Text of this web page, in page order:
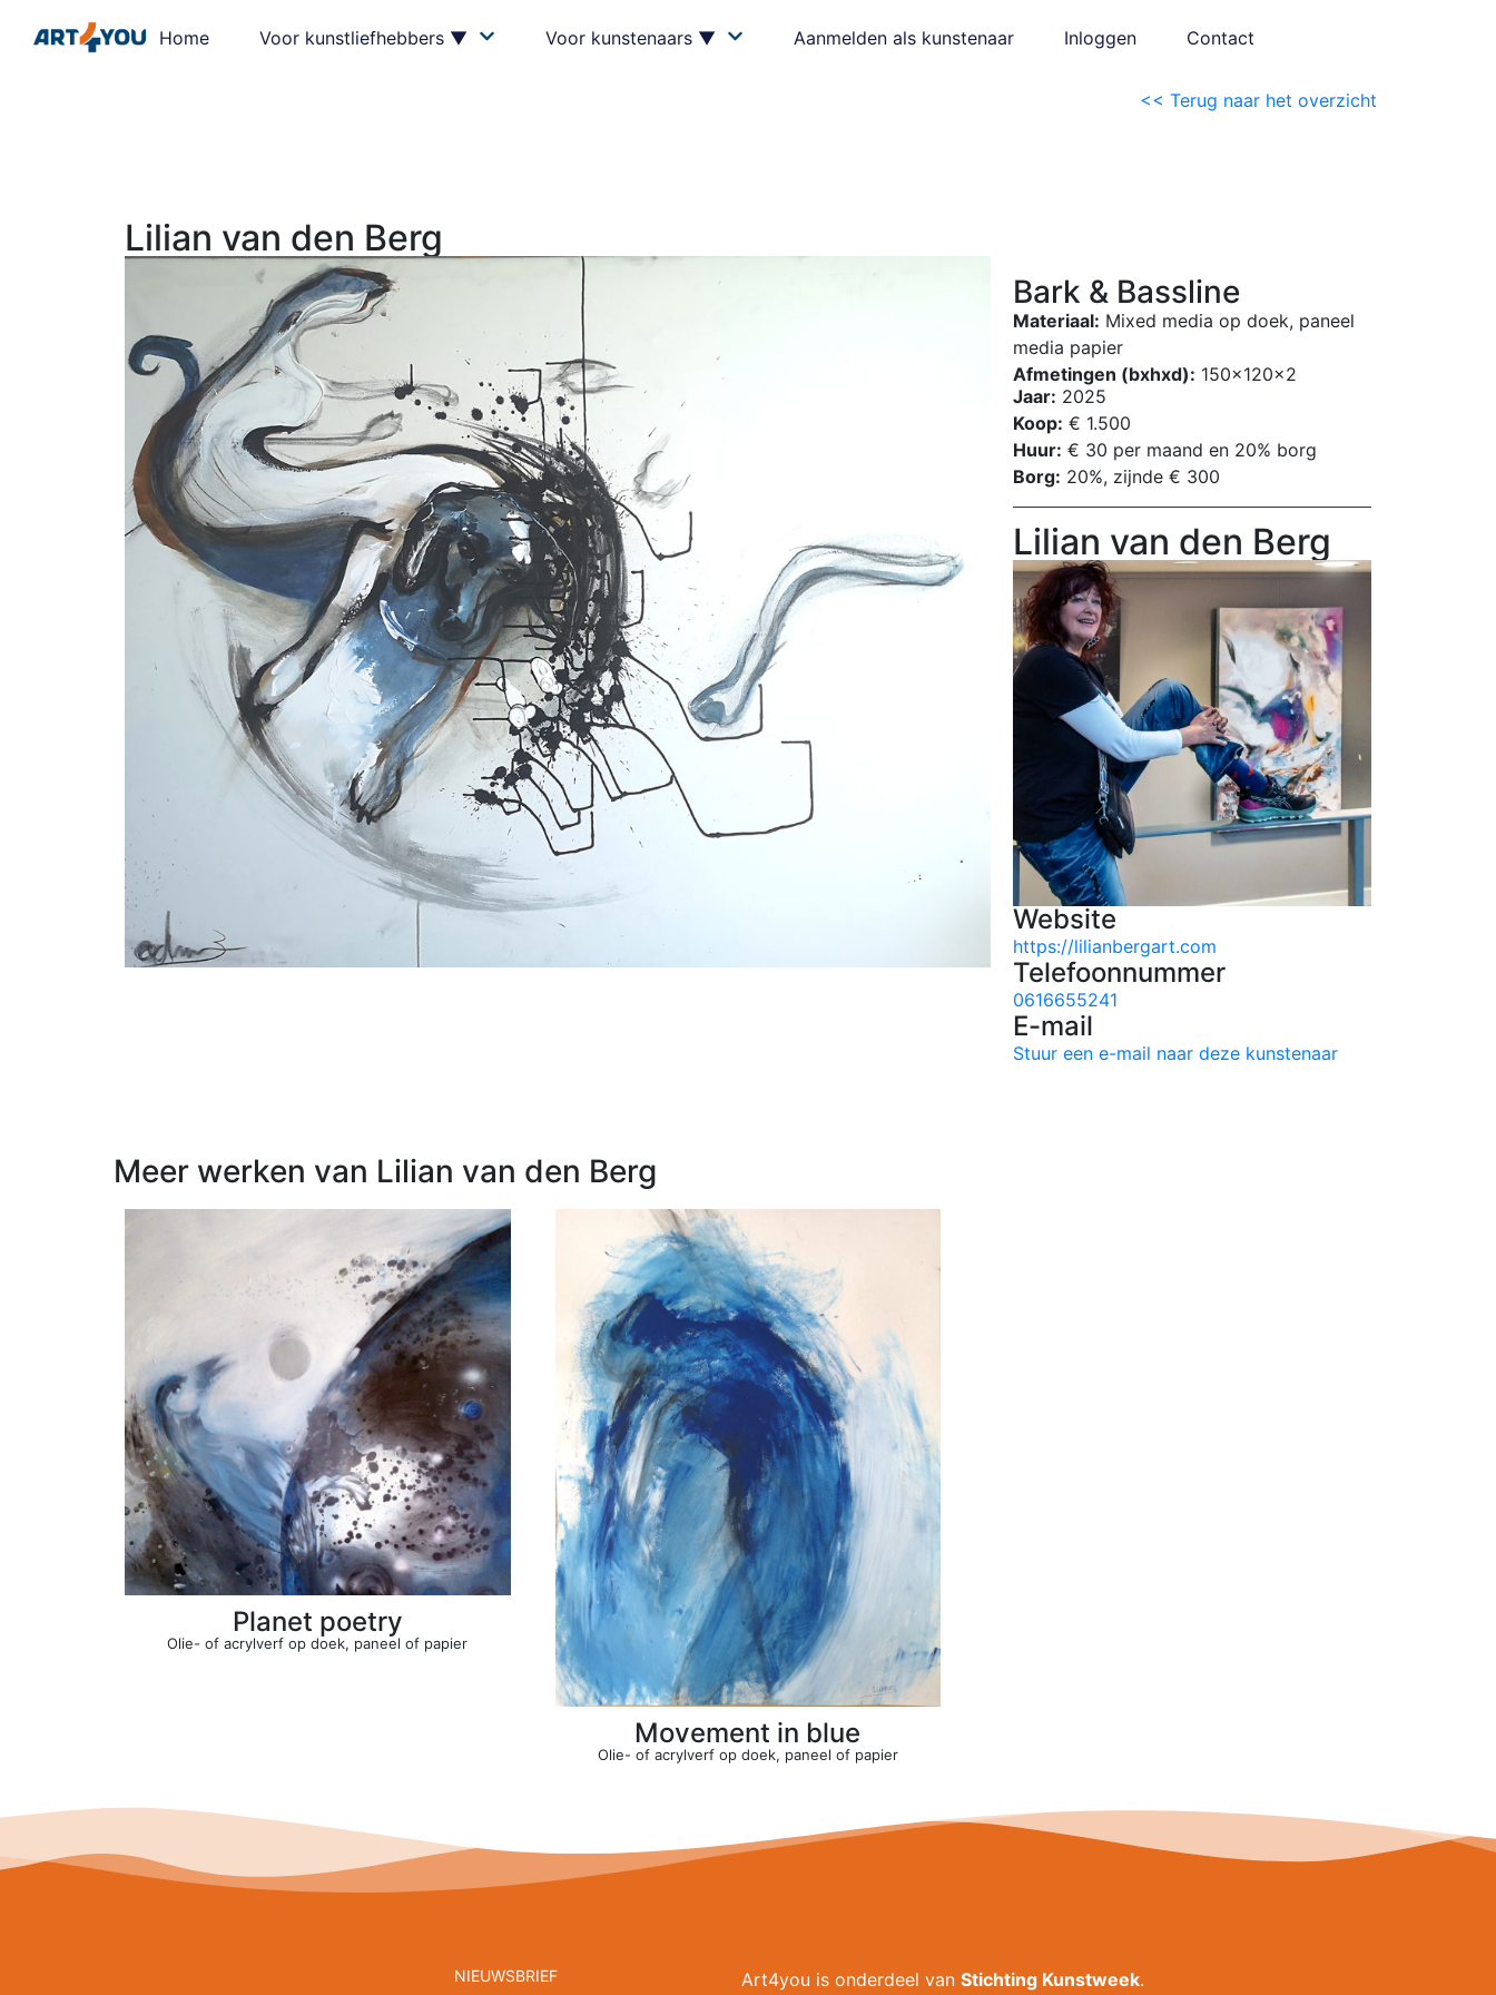
Home Voor kunstliefhebbers ▼ Voor kunstenaars ▼ Aanmelden als kunstenaar Inloggen Contact
<< Terug naar het overzicht
Lilian van den Berg
Bark & Bassline
Materiaal: Mixed media op doek, paneel
media papier
Afmetingen (bxhxd): 150x120x2
Jaar: 2025
Koop: € 1.500
Huur: € 30 per maand en 20% borg
Borg: 20%, zijnde € 300
Lilian van den Berg
Website
https://lilianbergart.com
Telefoonnummer
0616655241
E-mail
Stuur een e-mail naar deze kunstenaar
Meer werken van Lilian van den Berg
Planet poetry
Olie- of acrylverf op doek, paneel of papier
Movement in blue
Olie- of acrylverf op doek, paneel of papier
NIEUWSBRIEF Art4you is onderdeel van Stichting Kunstweek.